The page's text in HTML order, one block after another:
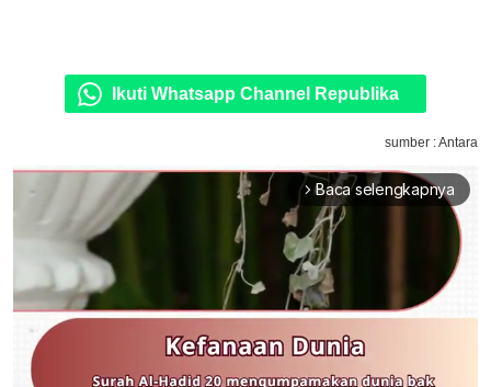
Ikuti Whatsapp Channel Republika
sumber : Antara
arrow_forward_ios Baca selengkapnya